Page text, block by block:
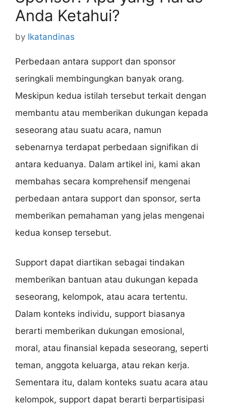
Anda Ketahui?
by Ikatandinas
Perbedaan antara support dan sponsor
seringkali membingungkan banyak orang.
Meskipun kedua istilah tersebut terkait dengan
membantu atau memberikan dukungan kepada
seseorang atau suatu acara, namun
sebenarnya terdapat perbedaan signifikan di
antara keduanya. Dalam artikel ini, kami akan
membahas secara komprehensif mengenai
perbedaan antara support dan sponsor, serta
memberikan pemahaman yang jelas mengenai
kedua konsep tersebut.
Support dapat diartikan sebagai tindakan
memberikan bantuan atau dukungan kepada
seseorang, kelompok, atau acara tertentu.
Dalam konteks individu, support biasanya
berarti memberikan dukungan emosional,
moral, atau finansial kepada seseorang, seperti
teman, anggota keluarga, atau rekan kerja.
Sementara itu, dalam konteks suatu acara atau
kelompok, support dapat berarti berpartisipasi